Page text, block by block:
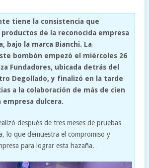
tiene la consistencia que
productos de la reconocida empresa
bajo la marca Bianchi. La
bombón empezó el miércoles 26
Fundadores, ubicada detrás del
Degollado, y finalizó en la tarde
a la colaboración de más de cien
empresa dulcera.
después de tres meses de pruebas
lo que demuestra el compromiso y
para lograr esta hazaña.